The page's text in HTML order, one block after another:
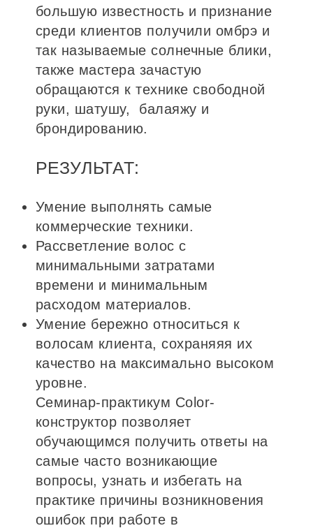
большую известность и признание
среди клиентов получили омбрэ и
так называемые солнечные блики,
также мастера зачастую
обращаются к технике свободной
руки, шатушу, балаяжу и
брондированию.
РЕЗУЛЬТАТ:
Умение выполнять самые
коммерческие техники.
Рассветление волос с
минимальными затратами
времени и минимальным
расходом материалов.
Умение бережно относиться к
волосам клиента, сохраняяя их
качество на максимально высоком
уровне.
Семинар-практикум Color-
конструктор позволяет
обучающимся получить ответы на
самые часто возникающие
вопросы, узнать и избегать на
практике причины возникновения
ошибок при работе в